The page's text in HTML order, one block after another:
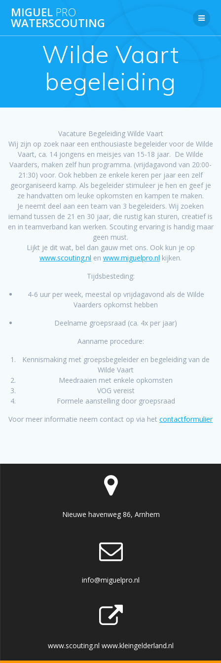
inhoud
MIGUEL PRO
WATERSCOUTING
Wilde Vaart
begeleiding
Vacature Begeleiding Wilde Vaart
Wij zijn op zoek naar een enthousiaste begeleider voor de Wilde
Vaart, ca. 14 jongens en meisjes van 15-18 jaar. De Wilde
Vaarders, maken zelf hun programma. (vrijdagavond van 20:00-
21:30) voor. Ook hebben ze enkele keren per jaar een zelf
georganiseerd kamp. Als begeleider stimuleer je hen en geef je
ze handvatten om leuke opkomsten en kampen te maken.
Je neemt deel aan een team van 3 begeleiders. Wij zoeken
iemand tussen de 21 en 30 jaar, die rustig kan sturen, creatief is
en in teamverband kan werken. Scouting ervaring is handig maar
geen must.
Lijkt je dit wat, bel dan gauw met ons. Ook kun je op
www.scouting.nl en www.miguelpro.nl kijken.
Tijdsbesteding:
4-6 uur per week, meestal op vrijdagavond als de Wilde
Vaarders opkomst hebben
Deelname groepsraad (ca. 4x per jaar)
Aanname procedure:
Kennismaking met groepsbegeleider en begeleiding van de
Wilde Vaart
Meedraaien met enkele opkomsten
VOG vereist
Formele aanstelling door groepsraad
Voor meer informatie neem contact op via het contactformulier
Nieuwe havenweg 86, Arnhem
info@miguelpro.nl
www.scouting.nl www.kleingelderland.nl